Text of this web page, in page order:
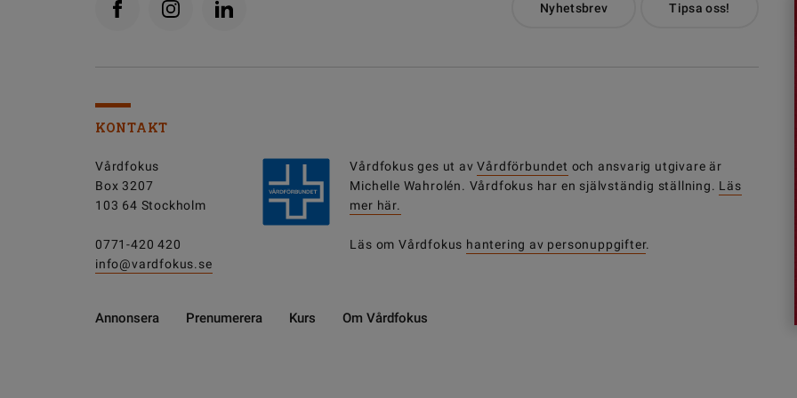
Nyhetsbrev Tipsa oss!
KONTAKT
Vårdfokus
Box 3207
103 64 Stockholm
0771-420 420
info@vardfokus.se
Vårdfokus ges ut avVårdförbundet och ansvarig utgivare är
Michelle Wahrolén. Vårdfokus har en självständig ställning. Läs
mer här.
Läs om Vårdfokus hantering av personuppgifter.
Annonsera Prenumerera Kurs Om Vårdfokus